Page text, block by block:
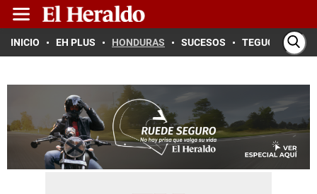
INICIO EH PLUS HONDURAS SUCESOS TEGUCIGALPA